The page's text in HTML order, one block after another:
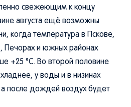
свежеющим к концу
августа ещё возможны
когда температура в Пскове,
Печорах и южных районах
+25 °C. Во второй половине
у воды и в низинах
после дождей воздух будет